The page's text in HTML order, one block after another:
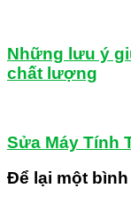
Những lưu ý
chất lượng
Sửa Máy Tính
Để lại một